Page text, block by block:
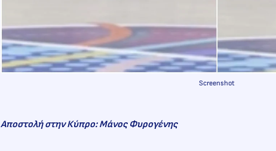
Screenshot
Αποστολή στην Κύπρο: Μάνος Φυρογένης